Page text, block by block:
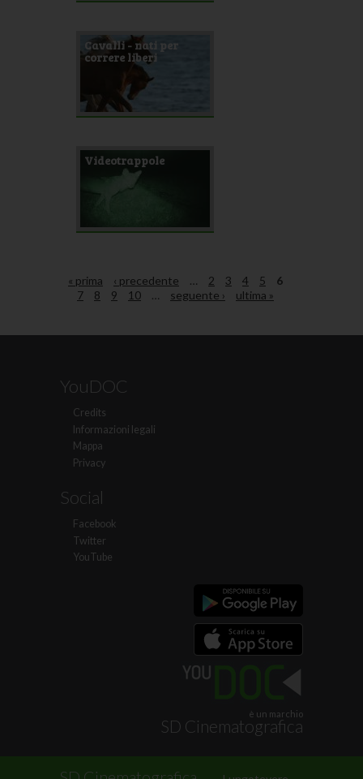
Cavalli - nati per
correre liberi
Videotrappole
« prima ‹ precedente … 2 3 4 5
6
7
8 9 10 … seguente › ultima »
YouDOC
Credits
Informazioni legali
Mappa
Privacy
Social
Facebook
Twitter
YouTube
è un marchio
SD Cinematografica